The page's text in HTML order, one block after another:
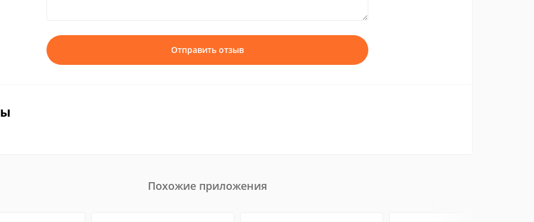
Отправить отзыв
Похожие приложения